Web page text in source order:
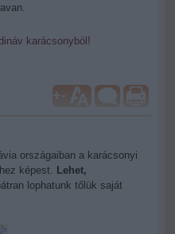
karácsonyból!
+-
országaiban a karácsonyi
képest. Lehet,
lophatunk tőlük saját